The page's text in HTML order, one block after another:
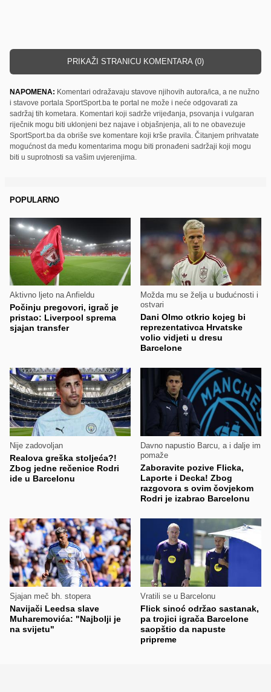
PRIKAŽI STRANICU KOMENTARA (0)
NAPOMENA: Komentari odražavaju stavove njihovih autora/ica, a ne nužno
i stavove portala SportSport.ba te portal ne može i neće odgovarati za
sadržaj tih kometara. Komentari koji sadrže vrijeđanja, psovanja i vulgaran
riječnik mogu biti uklonjeni bez najave i objašnjenja, ali to ne obavezuje
SportSport.ba da obriše sve komentare koji krše pravila. Čitanjem prihvatate
mogućnost da među komentarima mogu biti pronađeni sadržaji koji mogu
biti u suprotnosti sa vašim uvjerenjima.
POPULARNO
Aktivno ljeto na Anfieldu
Počinju pregovori, igrač je
pristao: Liverpool sprema
sjajan transfer
Možda mu se želja u budućnosti i
ostvari
Dani Olmo otkrio kojeg bi
reprezentativca Hrvatske
volio vidjeti u dresu
Barcelone
Nije zadovoljan
Realova greška stoljeća?!
Zbog jedne rečenice Rodri
ide u Barcelonu
Davno napustio Barcu, a i dalje im
pomaže
Zaboravite pozive Flicka,
Laporte i Decka! Zbog
razgovora s ovim čovjekom
Rodri je izabrao Barcelonu
Sjajan meč bh. stopera
Navijači Leedsa slave
Muharemovića: "Najbolji je
na svijetu"
Vratili se u Barcelonu
Flick sinoć održao sastanak,
pa trojici igrača Barcelone
saopštio da napuste
pripreme